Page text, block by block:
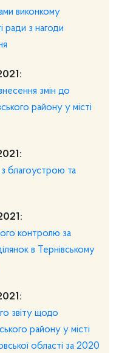
виконкому
ради з нагоди
змін до
району у місті
благоустрою та
контролю за
в Тернівському
звіту щодо
району у місті
області за 2020